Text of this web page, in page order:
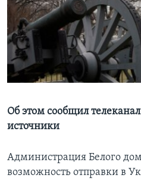
Learning English
СОЦИАЛЬНЫЕ СЕТИ
Языки
Об этом сообщил
источники
Администрация Белого
возможность отправки в